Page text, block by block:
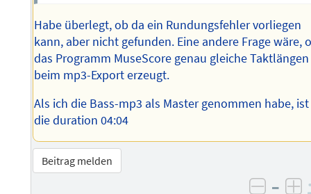
Habe überlegt, ob da ein Rundungsfehler vorliegen
kann, aber nicht gefunden. Eine andere Frage wäre,
das Programm MuseScore genau gleiche Taktlängen
beim mp3-Export erzeugt.
Als ich die Bass-mp3 als Master genommen habe, ist
die duration 04:04
Beitrag melden
–